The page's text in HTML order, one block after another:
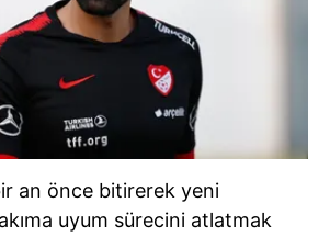
an önce bitirerek yeni
uyum sürecini atlatmak